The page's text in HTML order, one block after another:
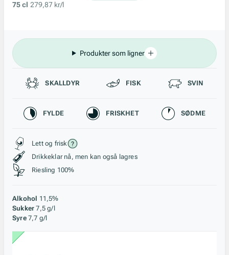
75 cl 279,87 kr/l
Produkter som ligner
Passer til
SKALLDYR FISK SVIN
Karakteristikk
FYLDE FRISKHET SØDME
Stil, lagring og råstoff
Lett og frisk
Drikkeklar nå, men kan også lagres
Riesling 100%
Alkohol 11,5%
Sukker 7,5 g/l
Syre 7,7 g/l